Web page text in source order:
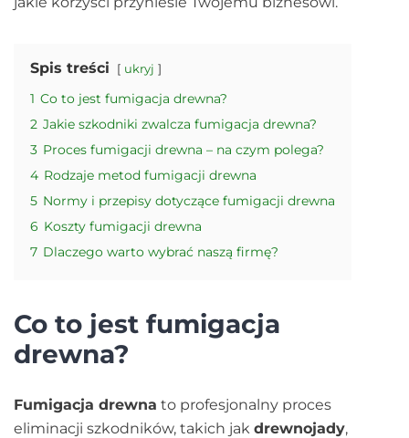
Spis treści ukryj
1 Co to jest fumigacja drewna?
2 Jakie szkodniki zwalcza fumigacja drewna?
3 Proces fumigacji drewna – na czym polega?
4 Rodzaje metod fumigacji drewna
5 Normy i przepisy dotyczące fumigacji drewna
6 Koszty fumigacji drewna
7 Dlaczego warto wybrać naszą firmę?
Co to jest fumigacja
drewna?
Fumigacja drewna to profesjonalny proces
eliminacji szkodników, takich jak drewnojady,